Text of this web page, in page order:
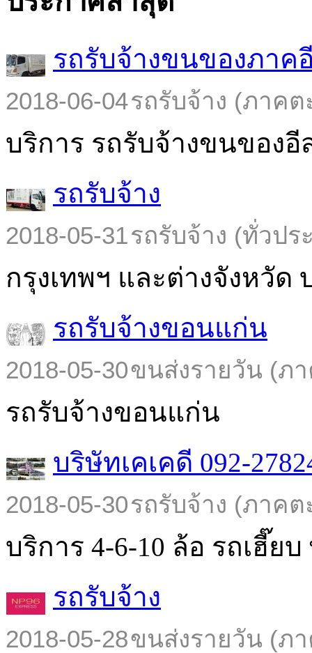
รถรับจ้างขนของภาค
2018-06-04รถรับจ้าง (ภาคต
บริการ รถรับจ้างขนของ
รถรับจ้าง
2018-05-31รถรับจ้าง (ทั่วปร
กรุงเทพฯ และต่างจังหวัด
รถรับจ้างขอนแก่น
2018-05-30ขนส่งรายวัน (ภ
รถรับจ้างขอนแก่น
บริษัทเคเคดี 092-
2018-05-30รถรับจ้าง (ภาคต
บริการ 4-6-10 ล้อ รถเฮี๊ยบ
รถรับจ้าง
2018-05-28ขนส่งรายวัน (ภ